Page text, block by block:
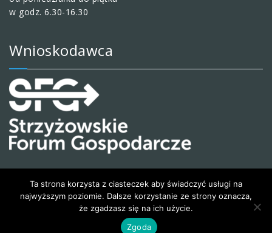
w godz. 6.30-16.30
Wnioskodawca
© 2020 Wesoły i kreatywny przedszkolak
Ta strona korzysta z ciasteczek aby świadczyć usługi na
najwyższym poziomie. Dalsze korzystanie ze strony oznacza,
że zgadzasz się na ich użycie.
Zgoda